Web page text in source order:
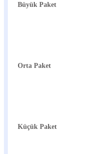
Büyük Paket
Orta Paket
Küçük Paket